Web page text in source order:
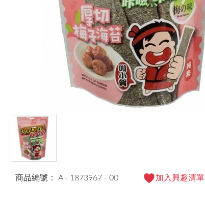
商品編號： A - 1873967 - 00 加入興趣清單